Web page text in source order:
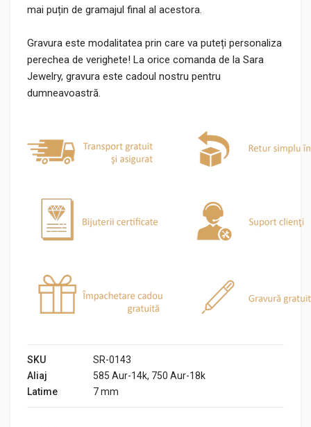
mai puțin de gramajul final al acestora.
Gravura este modalitatea prin care va puteți personaliza
perechea de verighete! La orice comanda de la Sara
Jewelry, gravura este cadoul nostru pentru
dumneavoastră.
SKU
SR-0143
Aliaj
585 Aur-14k, 750 Aur-18k
Latime
7 mm